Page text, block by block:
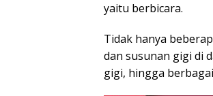
yaitu berbicara.
Tidak hanya
dan susunan gigi di
gigi, hingga